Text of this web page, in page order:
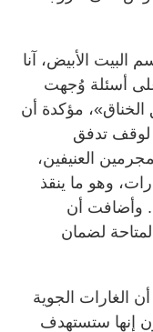
البيت الأبيض، آنا
على أسئلة وُجهت
الخناق»، مؤكدة أن
لوقف تدفق
العنيفين،
وهو ما ينقذ
وأضافت أن
لضمان
الغارات الجوية
إنها ستستهدف